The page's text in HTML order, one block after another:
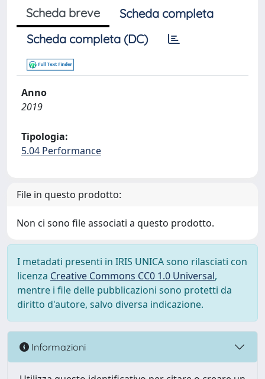
Scheda breve
Scheda completa
Scheda completa (DC)
Anno
2019
Tipologia:
5.04 Performance
File in questo prodotto:
Non ci sono file associati a questo prodotto.
I metadati presenti in IRIS UNICA sono rilasciati con
licenza Creative Commons CC0 1.0 Universal,
mentre i file delle pubblicazioni sono protetti da
diritto d'autore, salvo diversa indicazione.
Informazioni